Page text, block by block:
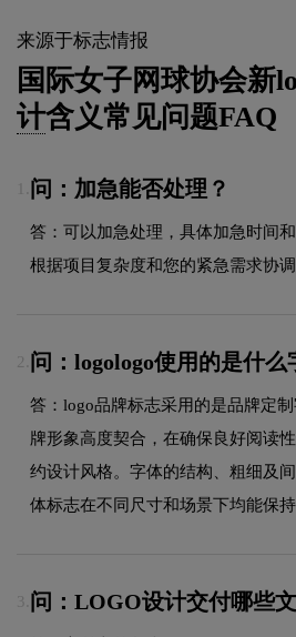
来源于标志情报
国际女子网球协会新
计含义常见问题FAQ
问：加急能否处理？
答：可以加急处理，具体加急时间
根据项目复杂度和您的紧急需求协调
2. 问：logologo使用的是什么
答：logo品牌标志采用的是品牌定
牌形象高度契合，在确保良好阅读
约设计风格。字体的结构、粗细及
体标志在不同尺寸和场景下均能保持
3. 问：LOGO设计交付哪些